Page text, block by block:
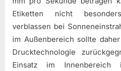
Etiketten nicht
verblassen bei
im Außenbereich sollte
Drucktechnologie
Einsatz im Innenbereich